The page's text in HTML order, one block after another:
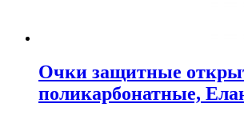
Очки защитные
поликарбонатные,